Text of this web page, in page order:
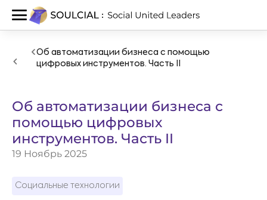
Об автоматизации бизнеса с помощью
цифровых инструментов. Часть II
Об автоматизации бизнеса с
помощью цифровых
инструментов. Часть II
19 Ноябрь 2025
Социальные технологии